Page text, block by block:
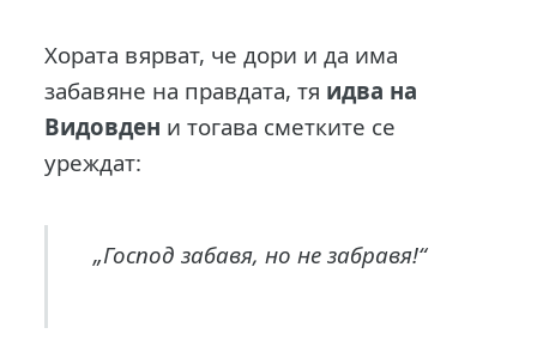
Хората вярват, че дори и да има
забавяне на правдата, тя идва на
Видовден и тогава сметките се
уреждат:
„Господ забавя, но не забравя!“